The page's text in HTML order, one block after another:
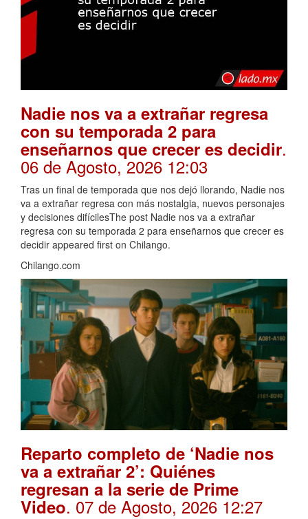
Nadie nos va a extrañar regresa
con su temporada 2 para
enseñarnos que crecer es decidir.
06 de Agosto, 2026 12:03
Tras un final de temporada que nos dejó llorando, Nadie nos
va a extrañar regresa con más nostalgia, nuevos personajes
y decisiones difícilesThe post Nadie nos va a extrañar
regresa con su temporada 2 para enseñarnos que crecer es
decidir appeared first on Chilango.
Chilango.com
Reparto completo de ‘Nadie nos
va a extrañar 2’: Quiénes
regresan a la serie de Prime
Video. 07 de Agosto, 2026 12:27